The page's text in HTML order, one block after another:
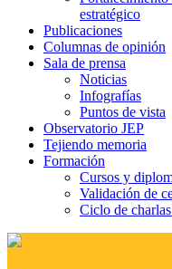
estratégico
Publicaciones
Columnas de opinión
Sala de prensa
Noticias
Infografías
Puntos de vista
Observatorio JEP
Tejiendo memoria
Formación
Cursos y
Validación de
Ciclo de